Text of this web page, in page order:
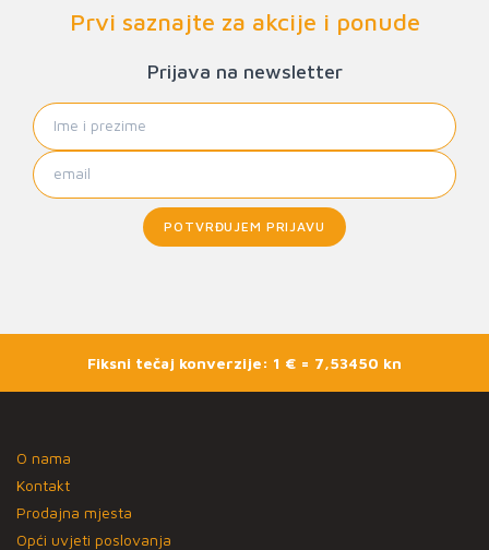
Prvi saznajte za akcije i ponude
Prijava na newsletter
POTVRĐUJEM PRIJAVU
Fiksni tečaj konverzije: 1 € = 7,53450 kn
O nama
Kontakt
Prodajna mjesta
Opći uvjeti poslovanja